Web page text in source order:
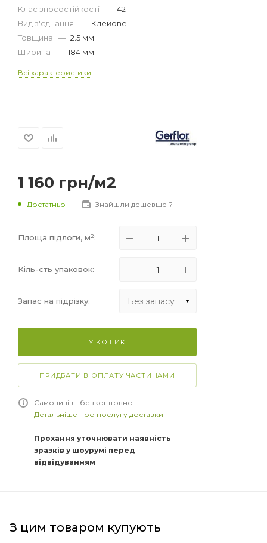
Клас зносостійкості — 42
Вид з'єднання — Клейове
Товщина — 2.5 мм
Ширина — 184 мм
Всі характеристики
1 160 грн/м2
Достатньо Знайшли дешевше ?
Площа підлоги, м2:
Кіль-сть упаковок:
Запас на підрізку: Без запасу
+10%
+15%
У КОШИК
ПРИДБАТИ В ОПЛАТУ ЧАСТИНАМИ
Самовивіз - безкоштовно
Детальніше про послугу доставки
Прохання уточнювати наявність
зразків у шоурумі перед
відвідуванням
З цим товаром купують